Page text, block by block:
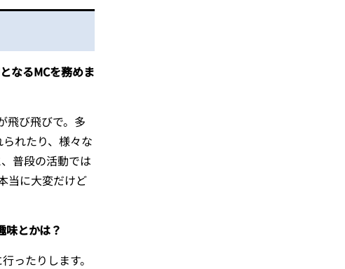
なるMCを務めま
飛び飛びで。多
れたり、様々な
普段の活動では
当に大変だけど
とかは？
ったりします。